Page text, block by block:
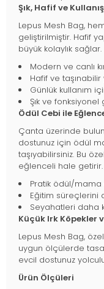
Şık, Hafif ve
Lepus Mesh Bag,
geliştirilmiştir. Hafif
büyük kolaylık sağlar.
Modern ve canlı
Hafif ve taşınabilir
Günlük kullanım
Şık ve
Ödül Cebi ile
Çanta üzerinde
dostunuz için ödül
taşıyabilirsiniz. Bu
eğlenceli hale getirir.
Pratik ödül/mama
Eğitim süreçlerini
Seyahatleri daha
Küçük Irk Köpekler
Lepus Mesh Bag,
uygun ölçülerde
evcil dostunuz
Ürün Ölçüleri